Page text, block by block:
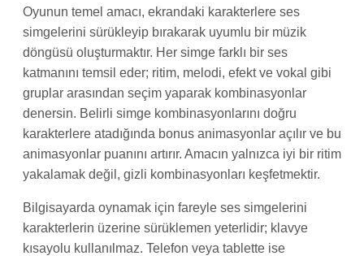
Oyunun temel amacı, ekrandaki karakterlere ses
simgelerini sürükleyip bırakarak uyumlu bir müzik
döngüsü oluşturmaktır. Her simge farklı bir ses
katmanını temsil eder; ritim, melodi, efekt ve vokal gibi
gruplar arasından seçim yaparak kombinasyonlar
denersin. Belirli simge kombinasyonlarını doğru
karakterlere atadığında bonus animasyonlar açılır ve bu
animasyonlar puanını artırır. Amacın yalnızca iyi bir ritim
yakalamak değil, gizli kombinasyonları keşfetmektir.
Bilgisayarda oynamak için fareyle ses simgelerini
karakterlerin üzerine sürüklemen yeterlidir; klavye
kısayolu kullanılmaz. Telefon veya tablette ise